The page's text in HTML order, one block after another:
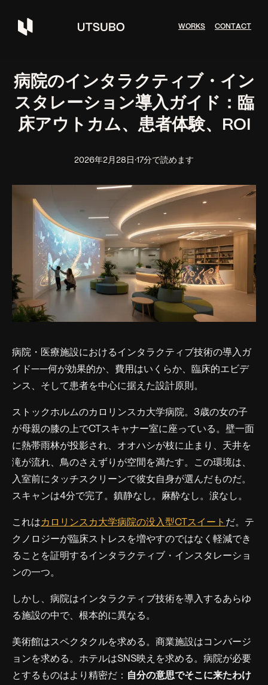
WORKS CONTACT
病院のインタラクティブ・イン
スタレーション導入ガイド：臨
床アウトカム、患者体験、ROI
2026年2月28日 ·17分で読めます
病院・医療施設におけるインタラクティブ技術の導入ガ
イド——何が効果的か、費用はいくらか、臨床的エビデ
ンス、そして患者を中心に据えた設計原則。
ストックホルムのカロリンスカ大学病院。3歳の女の子
が母親の膝の上でCTスキャナー室に座っている。壁一面
に熱帯雨林が投影され、オオハシが枝に止まり、天井を
滝が流れ、鳥のさえずりが空間を満たす。この環境は、
入室前にタッチスクリーンで彼女自身が選んだものだ。
スキャンは4分で完了。鎮静なし。麻酔なし。涙なし。
これは カロリンスカ大学病院の没入型CTスイート だ。テ
クノロジーが臨床ストレスを増やすのではなく軽減でき
ることを証明するインタラクティブ・インスタレーショ
ンの一つ。
しかし、病院はインタラクティブ技術を導入するあらゆ
る施設の中で、根本的に異なる。
美術館はスペクタクルを求める。商業施設はコンバージ
ョンを求める。ホテルはSNS映えを求める。病院が必要
とするものはより精密だ：
自分の意思でそこに来たわけ